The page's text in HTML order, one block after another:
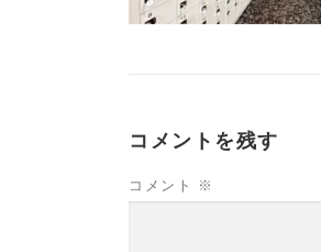
コメントを残す
コメント ※